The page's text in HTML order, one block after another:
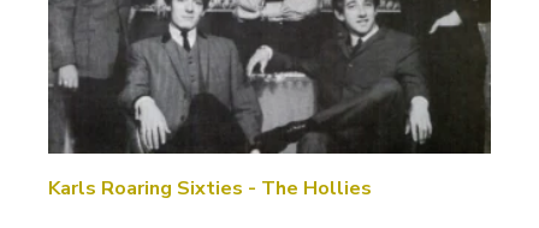
Karls Roaring Sixties - The Hollies